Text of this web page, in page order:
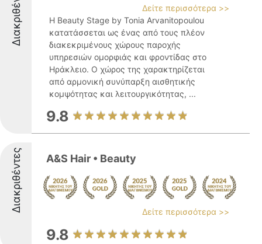
Δείτε περισσότερα >>
Η Beauty Stage by Tonia Arvanitopoulou
κατατάσσεται ως ένας από τους πλέον
διακεκριμένους χώρους παροχής
υπηρεσιών ομορφιάς και φροντίδας στο
Ηράκλειο. Ο χώρος της χαρακτηρίζεται
από αρμονική συνύπαρξη αισθητικής
κομψότητας και λειτουργικότητας, ...
9.8
Διακριθέντες A&S Hair • Beauty
Δείτε περισσότερα >>
9.8